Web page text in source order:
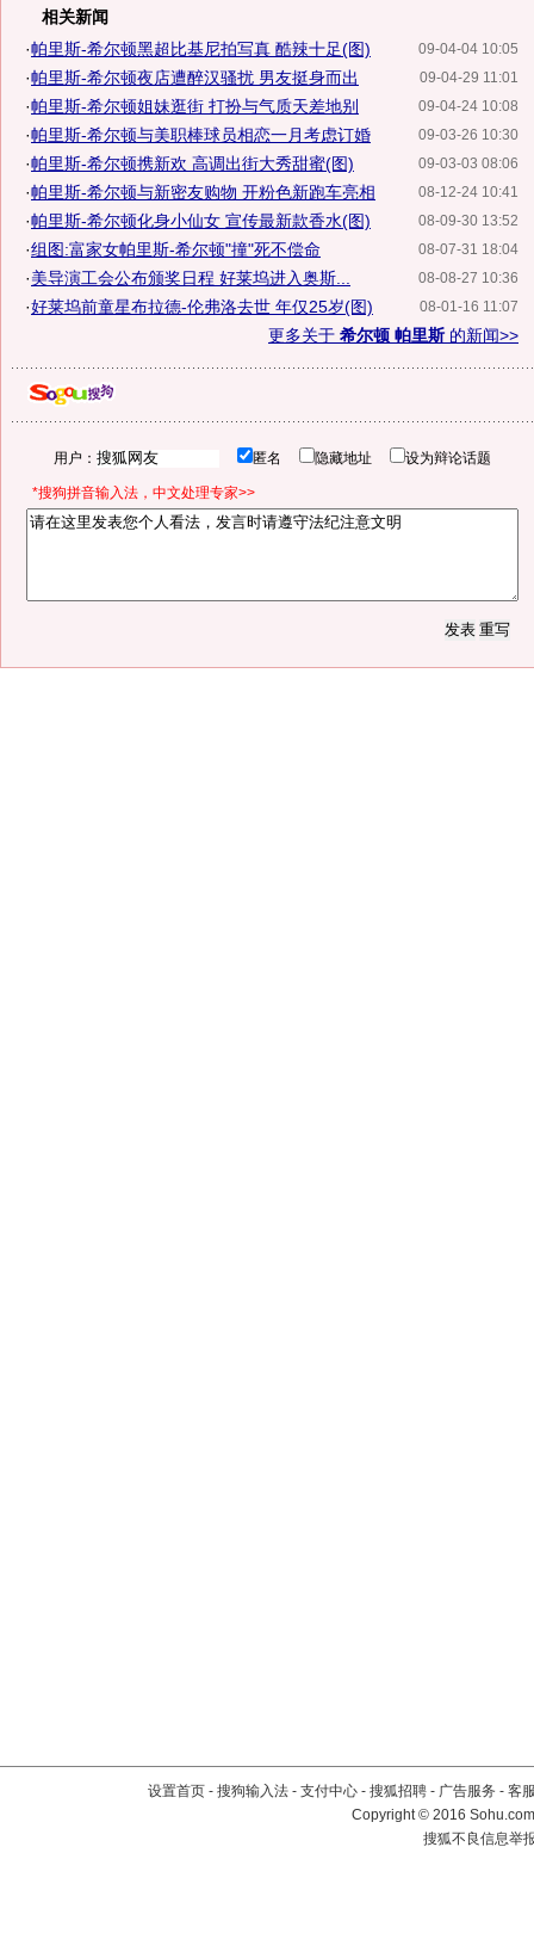
相关新闻
09-04-04 10:05
·帕里斯-希尔顿黑超比基尼拍写真 酷辣十足(图)
09-04-29 11:01
·帕里斯-希尔顿夜店遭醉汉骚扰 男友挺身而出
09-04-24 10:08
·帕里斯-希尔顿姐妹逛街 打扮与气质天差地别
09-03-26 10:30
·帕里斯-希尔顿与美职棒球员相恋一月考虑订婚
09-03-03 08:06
·帕里斯-希尔顿携新欢 高调出街大秀甜蜜(图)
08-12-24 10:41
·帕里斯-希尔顿与新密友购物 开粉色新跑车亮相
08-09-30 13:52
·帕里斯-希尔顿化身小仙女 宣传最新款香水(图)
08-07-31 18:04
·组图:富家女帕里斯-希尔顿"撞"死不偿命
08-08-27 10:36
·美导演工会公布颁奖日程 好莱坞进入奥斯...
08-01-16 11:07
·好莱坞前童星布拉德-伦弗洛去世 年仅25岁(图)
更多关于 希尔顿 帕里斯的新闻>>
用户： 匿名 隐藏地址 设为辩论话题
*搜狗拼音输入法，中文处理专家>>
设置首页 - 搜狗输入法 - 支付中心 - 搜狐招聘 - 广告服务 - 客
Copyright©2016
搜狐不良信息举